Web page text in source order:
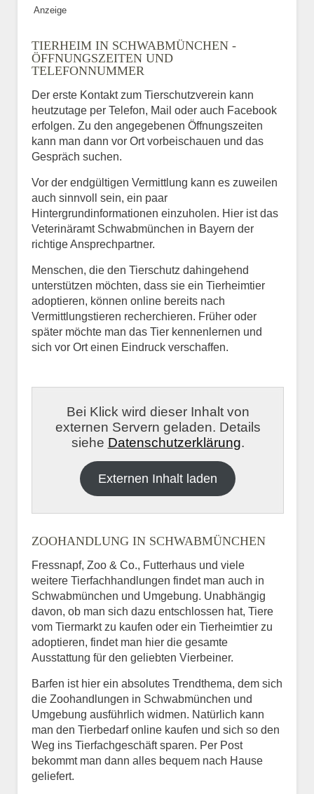
Anzeige
TIERHEIM IN SCHWABMÜNCHEN -
ÖFFNUNGSZEITEN UND
TELEFONNUMMER
Der erste Kontakt zum Tierschutzverein kann
heutzutage per Telefon, Mail oder auch Facebook
erfolgen. Zu den angegebenen Öffnungszeiten
kann man dann vor Ort vorbeischauen und das
Gespräch suchen.
Vor der endgültigen Vermittlung kann es zuweilen
auch sinnvoll sein, ein paar
Hintergrundinformationen einzuholen. Hier ist das
Veterinäramt Schwabmünchen in Bayern der
richtige Ansprechpartner.
Menschen, die den Tierschutz dahingehend
unterstützen möchten, dass sie ein Tierheimtier
adoptieren, können online bereits nach
Vermittlungstieren recherchieren. Früher oder
später möchte man das Tier kennenlernen und
sich vor Ort einen Eindruck verschaffen.
Bei Klick wird dieser Inhalt von
externen Servern geladen. Details
siehe Datenschutzerklärung.
Externen Inhalt laden
ZOOHANDLUNG IN SCHWABMÜNCHEN
Fressnapf, Zoo & Co., Futterhaus und viele
weitere Tierfachhandlungen findet man auch in
Schwabmünchen und Umgebung. Unabhängig
davon, ob man sich dazu entschlossen hat, Tiere
vom Tiermarkt zu kaufen oder ein Tierheimtier zu
adoptieren, findet man hier die gesamte
Ausstattung für den geliebten Vierbeiner.
Barfen ist hier ein absolutes Trendthema, dem sich
die Zoohandlungen in Schwabmünchen und
Umgebung ausführlich widmen. Natürlich kann
man den Tierbedarf online kaufen und sich so den
Weg ins Tierfachgeschäft sparen. Per Post
bekommt man dann alles bequem nach Hause
geliefert.